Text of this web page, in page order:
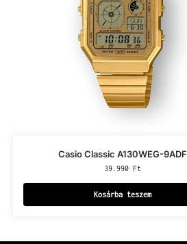
Casio Classic A130WEG-9ADF
39.990 Ft
Kosárba teszem